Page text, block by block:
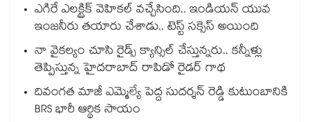
ఎగిరే ఎలక్ట్రిక్ వెహికల్ వచ్చేసింది.. ఇండియన్ యువ
ఇంజనీరు తయారు చేశాడు.. టెస్ట్ సక్సెస్ అయింది
నా వైకల్యం చూసి రైడ్స్ క్యాన్సిల్ చేస్తున్నరు.. కన్నీళ్లు
తెప్పిస్తున్న హైదరాబాద్ రాపిడో రైడర్ గాథ
దివంగత మాజీ ఎమ్మెల్యే పెద్ద సుదర్శన్ రెడ్డి కుటుంబానికి
BRS భారీ ఆర్థిక సాయం